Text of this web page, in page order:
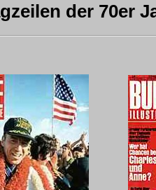
der 70er